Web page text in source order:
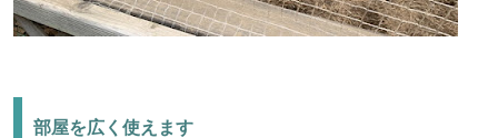
部屋を広く使えます